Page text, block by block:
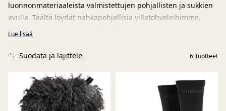
luonnonmateriaaleista valmistettujen pohjallisten ja sukkien
avulla. Täältä löydät nahkapohjallisia villatohveleihimme,
lämpimiä lampaan­nahkapohjallisia kenkiin tai saappaisiin
ja lampaan­nahka säätelevät luonnollisesti lämpötilaa ja
Lue lisää
Suodata ja lajittele 6Tuotteet